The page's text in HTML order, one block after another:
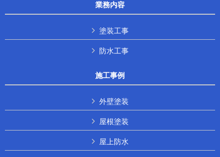
業務内容
塗装工事
防水工事
施工事例
外壁塗装
屋根塗装
屋上防水